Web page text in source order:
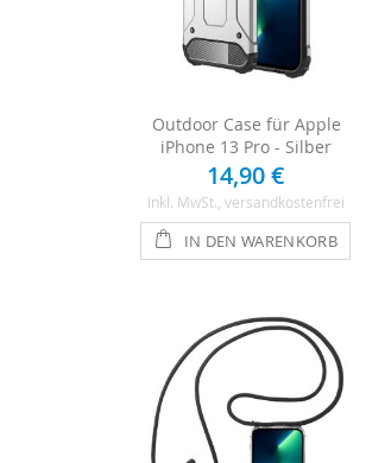
Outdoor Case für Apple
iPhone 13 Pro - Silber
14,90 €
Inkl. MwSt., versandkostenfrei
IN DEN WARENKORB